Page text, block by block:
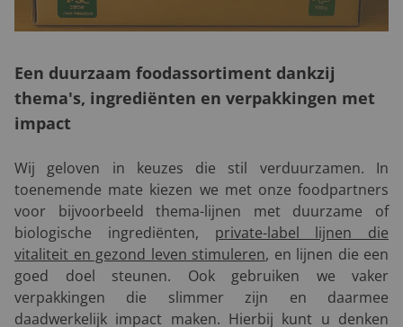
Een duurzaam foodassortiment dankzij
thema's, ingrediënten en verpakkingen met
impact
Wij geloven in keuzes die stil verduurzamen. In
toenemende mate kiezen we met onze foodpartners
voor bijvoorbeeld thema-lijnen met duurzame of
biologische ingrediënten, private-label lijnen die
vitaliteit en gezond leven stimuleren, en lijnen die een
goed doel steunen. Ook gebruiken we vaker
verpakkingen die slimmer zijn en daarmee
daadwerkelijk impact maken. Hierbij kunt u denken